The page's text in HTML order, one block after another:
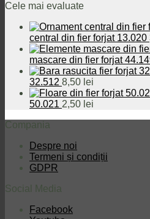
32,00 lei.
Cele mai evaluate
central din fier forjat 13.020
mascare din fier forjat
32.512 8,50 lei
50.021 2,50 lei
Compania
Despre noi
Termeni și condiții
GDPR
Social Media
Facebook